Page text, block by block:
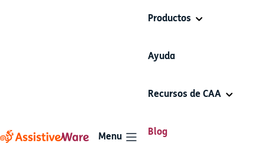
Menu
Productos
Ayuda
Recursos de CAA
Blog